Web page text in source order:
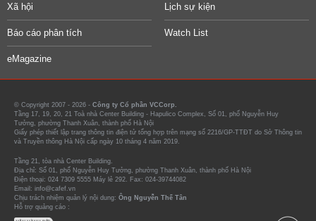
Xã hội Lịch sự kiện
Báo cáo phân tích Watch List
eMagazine
© Copyright 2007 - 2026 - Công ty Cổ phần VCCorp.
Tầng 17, 19, 20, 21 Toà nhà Center Building - Hapulico Complex, Số 01, phố Nguyễn Huy
Tưởng, phường Thanh Xuân, thành phố Hà Nội
Giấy phép thiết lập trang thông tin điện tử tổng hợp trên mạng số 2216/GP-TTĐT do Sở Thông tin
và Truyền thông Hà Nội cấp ngày 10 tháng 4 năm 2019.
Tầng 21, tòa nhà Center Building.
Địa chỉ: Số 01, phố Nguyễn Huy Tưởng, phường Thanh Xuân, thành phố Hà Nội
Điện thoại: 024 7309 5555 Máy lẻ 292. Fax: 024-39744082
Email: info@cafef.vn
Chịu trách nhiệm quản lý nội dung: Ông Nguyễn Thế Tân
Hỗ trợ quảng cáo :